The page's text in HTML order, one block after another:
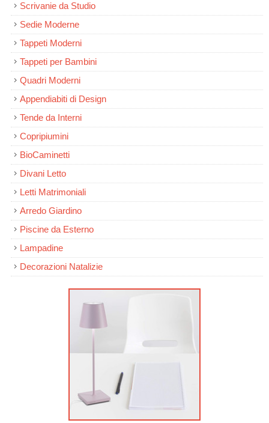
Scrivanie da Studio
Sedie Moderne
Tappeti Moderni
Tappeti per Bambini
Quadri Moderni
Appendiabiti di Design
Tende da Interni
Copripiumini
BioCaminetti
Divani Letto
Letti Matrimoniali
Arredo Giardino
Piscine da Esterno
Lampadine
Decorazioni Natalizie